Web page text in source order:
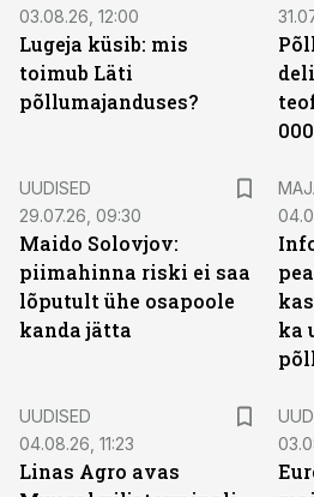
03.08.26, 12:00
Lugeja küsib: mis
toimub Läti
põllumajanduses?
UUDISED
29.07.26, 09:30
Maido Solovjov:
piimahinna riski ei saa
lõputult ühe osapoole
kanda jätta
ka
UUDISED
04.08.26, 11:23
Linas Agro avas